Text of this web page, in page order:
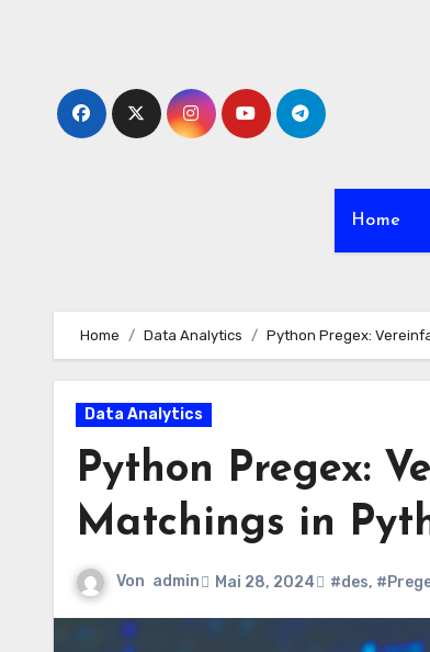
Home
Home Data Analytics Python Pregex:
Data Analytics
Python Pregex:
Matchings in
Von admin Mai 28, 2024 #des,